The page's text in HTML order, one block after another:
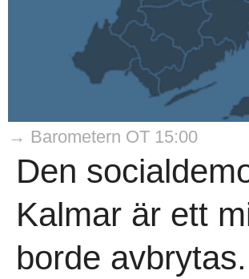
→ Barometern OT 15:00
Den
Kalmar är ett
borde